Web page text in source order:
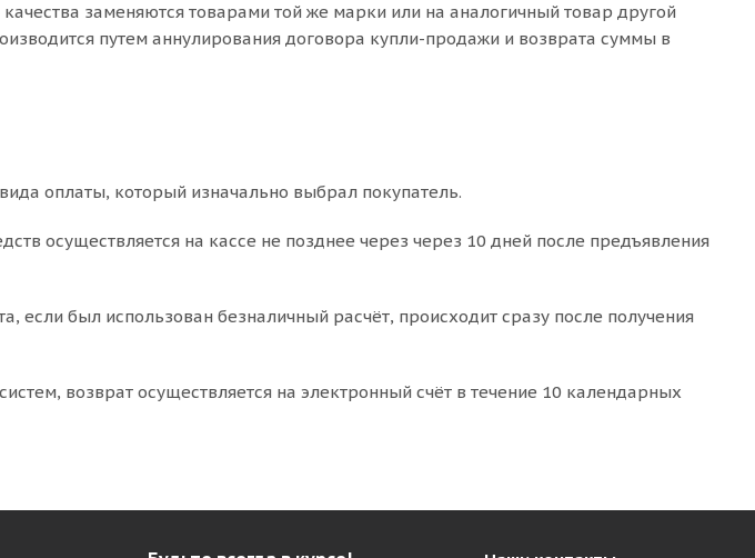
заменяются товарами той же марки или на аналогичный товар другой
путем аннулирования договора купли-продажи и возврата суммы в
оплаты, который изначально выбрал покупатель.
осуществляется на кассе не позднее через через 10 дней после предъявления
если был использован безналичный расчёт, происходит сразу после получения
возврат осуществляется на электронный счёт в течение 10 календарных